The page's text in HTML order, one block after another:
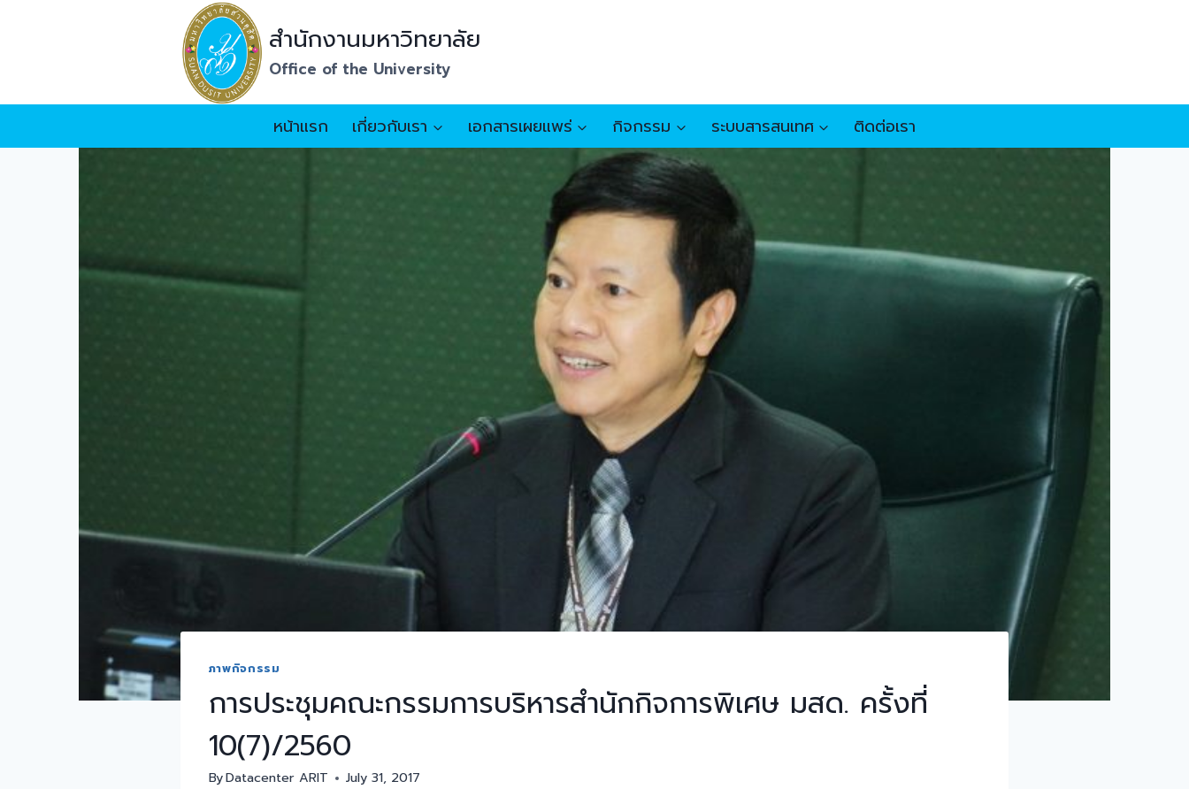
สำนักงานมหาวิทยาลัย
Office of the University
หน้าแรก เกี่ยวกับเรา เอกสารเผยแพร่ กิจกรรม ระบบสารสนเทศ ติดต่อเรา
ภาพกิจกรรม
การประชุมคณะกรรมการบริหารสำนักกิจการพิเศษ มสด. ครั้งที่
10(7)/2560
ByDatacenter ARIT July 31, 2017